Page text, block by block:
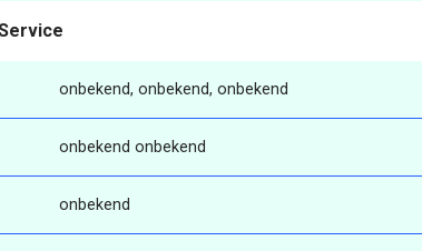
onbekend, onbekend, onbekend
onbekend onbekend
onbekend